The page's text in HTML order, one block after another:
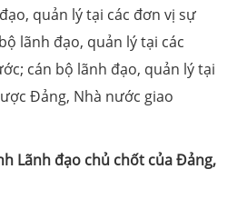
quản lý tại các đơn vị sự
lãnh đạo, quản lý tại các
cán bộ lãnh đạo, quản lý tại
Đảng, Nhà nước giao
Lãnh đạo chủ chốt của Đảng,